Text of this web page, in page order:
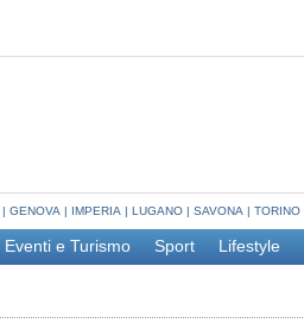
| GENOVA | IMPERIA | LUGANO | SAVONA | TORINO
Eventi e Turismo Sport Lifestyle